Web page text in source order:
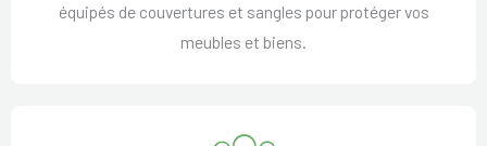
équipés de couvertures et sangles pour protéger vos
meubles et biens.